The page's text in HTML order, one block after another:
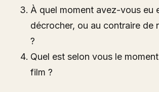
À quel moment avez-vous eu
décrocher, ou au contraire de
?
Quel est selon vous le
film ?